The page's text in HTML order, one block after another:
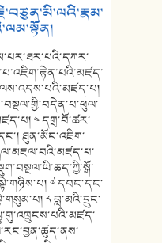
༤ དགྲ་བོ་ཚར་
ཐུན་མོང་འཇིག་
༧ དབང་དང་
༨ བླ་མའི་དྲུང་